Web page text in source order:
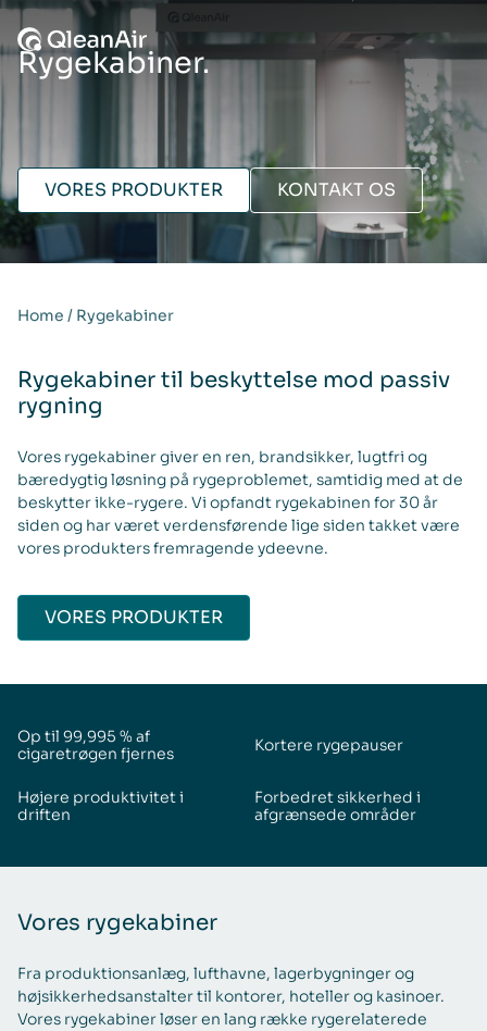
Spring til indhold
Rygekabiner.
VORES PRODUKTER KONTAKT OS
Home / Rygekabiner
Rygekabiner til beskyttelse mod passiv
rygning
Vores rygekabiner giver en ren, brandsikker, lugtfri og
bæredygtig løsning på rygeproblemet, samtidig med at de
beskytter ikke-rygere. Vi opfandt rygekabinen for 30 år
siden og har været verdensførende lige siden takket være
vores produkters fremragende ydeevne.
VORES PRODUKTER
Op til 99,995 % af
cigaretrøgen fjernes
Kortere rygepauser
Højere produktivitet i
driften
Forbedret sikkerhed i
afgrænsede områder
Vores rygekabiner
Fra produktionsanlæg, lufthavne, lagerbygninger og
højsikkerhedsanstalter til kontorer, hoteller og kasinoer.
Vores rygekabiner løser en lang række rygerelaterede